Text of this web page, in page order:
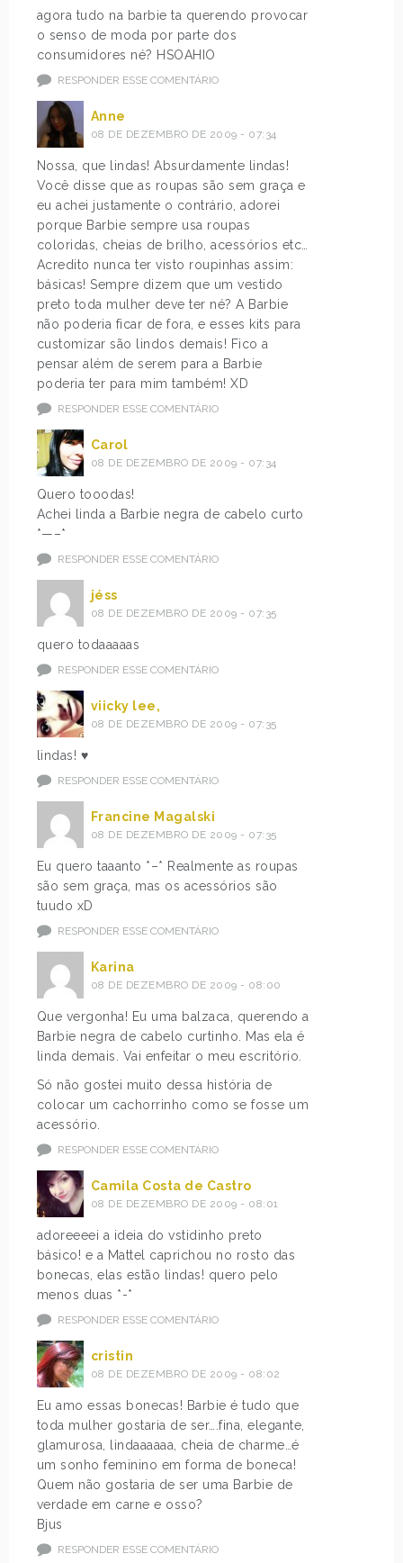
agora tudo na barbie ta querendo provocar
o senso de moda por parte dos
consumidores né? HSOAHIO
RESPONDER ESSE COMENTÁRIO
Anne
08 DE DEZEMBRO DE 2009 - 07:34
Nossa, que lindas! Absurdamente lindas!
Você disse que as roupas são sem graça e
eu achei justamente o contrário, adorei
porque Barbie sempre usa roupas
coloridas, cheias de brilho, acessórios etc…
Acredito nunca ter visto roupinhas assim:
básicas! Sempre dizem que um vestido
preto toda mulher deve ter né? A Barbie
não poderia ficar de fora, e esses kits para
customizar são lindos demais! Fico a
pensar além de serem para a Barbie
poderia ter para mim também! XD
RESPONDER ESSE COMENTÁRIO
Carol
08 DE DEZEMBRO DE 2009 - 07:34
Quero tooodas!
Achei linda a Barbie negra de cabelo curto
*—–*
RESPONDER ESSE COMENTÁRIO
jéss
08 DE DEZEMBRO DE 2009 - 07:35
quero todaaaaas
RESPONDER ESSE COMENTÁRIO
viicky lee,
08 DE DEZEMBRO DE 2009 - 07:35
lindas! ♥
RESPONDER ESSE COMENTÁRIO
Francine Magalski
08 DE DEZEMBRO DE 2009 - 07:35
Eu quero taaanto *–* Realmente as roupas
são sem graça, mas os acessórios são
tuudo xD
RESPONDER ESSE COMENTÁRIO
Karina
08 DE DEZEMBRO DE 2009 - 08:00
Que vergonha! Eu uma balzaca, querendo a
Barbie negra de cabelo curtinho. Mas ela é
linda demais. Vai enfeitar o meu escritório.
Só não gostei muito dessa história de
colocar um cachorrinho como se fosse um
acessório.
RESPONDER ESSE COMENTÁRIO
Camila Costa de Castro
08 DE DEZEMBRO DE 2009 - 08:01
adoreeeei a ideia do vstidinho preto
básico! e a Mattel caprichou no rosto das
bonecas, elas estão lindas! quero pelo
menos duas *-*
RESPONDER ESSE COMENTÁRIO
cristin
08 DE DEZEMBRO DE 2009 - 08:02
Eu amo essas bonecas! Barbie é tudo que
toda mulher gostaria de ser….fina, elegante,
glamurosa, lindaaaaaa, cheia de charme…é
um sonho feminino em forma de boneca!
Quem não gostaria de ser uma Barbie de
verdade em carne e osso?
Bjus
RESPONDER ESSE COMENTÁRIO